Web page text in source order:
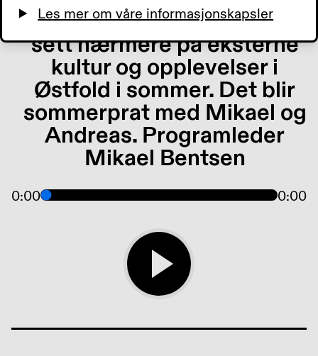
Meta-smartbrillene. Vi har
sett nærmere på eksterne
kultur og opplevelser i
Østfold i sommer. Det blir
sommerprat med Mikael og
Andreas. Programleder
Mikael Bentsen
0:00 0:00
Les mer om våre informasjonskapsler